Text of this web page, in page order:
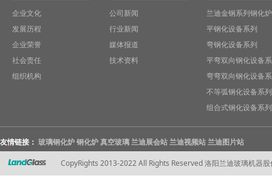
企业文化
发展历程
企业荣誉
社会责任
组织机构
公司新闻
行业新闻
媒体报道
技术资料
兰迪金钢系列钢化炉
平钢化设备系列
弯钢化设备系列
平弯双向钢化设备
弯弯双向钢化设备
不等弧钢化设备系列
组合式钢化设备系列
友情链接： 玻璃钢化炉钢化炉真空玻璃兰迪展会站兰迪视频站兰迪图片站
CopyRights 2013-2022 All Rights Reserved 洛阳兰迪玻璃机器